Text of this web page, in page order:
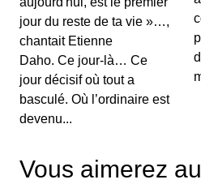
Renault Captur
S12E130:
00:03:25 - IL Y A 6
Le Grenadier,
S12E129:
jour du reste de ta vie »…,
chantait Etienne
Daho. Ce jour-là… Ce
jour décisif où tout a
basculé. Où l’ordinaire est
devenu...
Vous aimerez